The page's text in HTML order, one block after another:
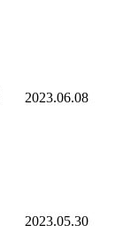
2023.06.08
2023.05.30